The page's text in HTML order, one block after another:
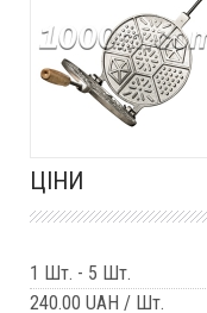
ЦІНИ
1 Шт. - 5 Шт.
240.00 UAH / Шт.